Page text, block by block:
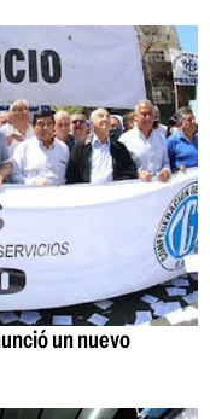
un nuevo